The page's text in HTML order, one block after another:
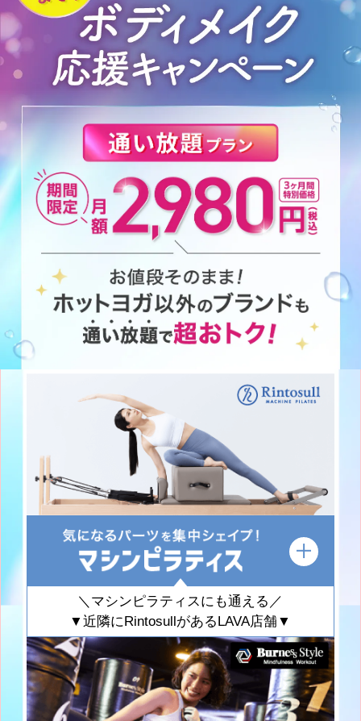
＼マシンピラティスにも通える／
▼近隣にRintosullがあるLAVA店舗▼